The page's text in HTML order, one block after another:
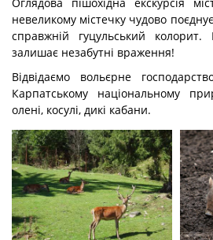
невеликому містечку чудово
справжній гуцульський
залишає незабутні враження!
Відвідаємо вольєрне
Карпатському національному
олені, косулі, дикі кабани.